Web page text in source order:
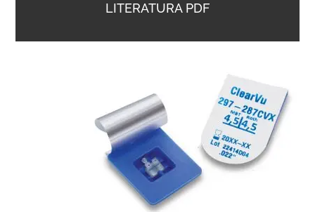
LITERATURA PDF